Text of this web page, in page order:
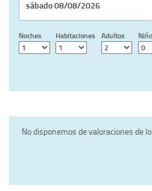
Noches Habitaciones Adultos
No disponemos de valoraciones de